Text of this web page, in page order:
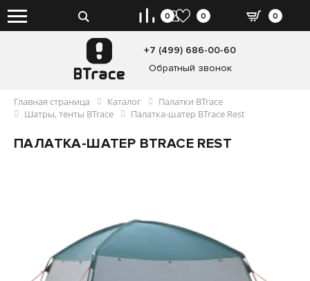
+7 (499) 686-00-60
Обратный звонок
0
0 0
Главная страница Каталог
Палатки BTrace
Шатры, тенты BTrace
Палатка-шатер BTrace Rest
ПАЛАТКА-ШАТЕР BTRACE REST